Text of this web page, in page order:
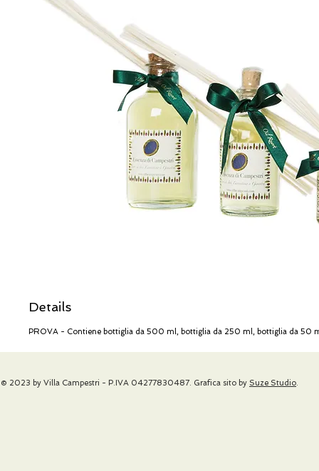
Details
PROVA - Contiene bottiglia da 500 ml, bottiglia da 250 ml, bottiglia da 50
© 2023 by Villa Campestri - P.IVA 04277830487. Grafica sito by Suze Studio.